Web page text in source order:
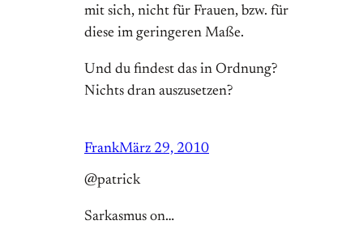
mit sich, nicht für Frauen, bzw. für
diese im geringeren Maße.
Und du findest das in Ordnung?
Nichts dran auszusetzen?
FrankMärz 29, 2010
@patrick
Sarkasmus on…